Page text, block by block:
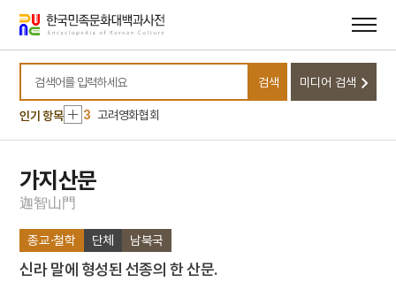
바로가기
바로가기
검색어를 입력하세요
검색 미디어 검색
인기 항목
10 고산서원
1 정운유
2 북조선임시인민위원회
3 고려영화협회
4 박훈
5
6
주석
9 경주 첨성대
가지산문
迦智山門
종교·철학 단체 남북국
신라 말에 형성된 선종의 한 산문.